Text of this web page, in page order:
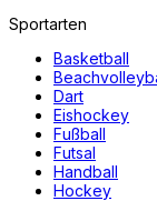
Sportarten
Basketball
Dart
Eishockey
Fußball
Futsal
Handball
Hockey